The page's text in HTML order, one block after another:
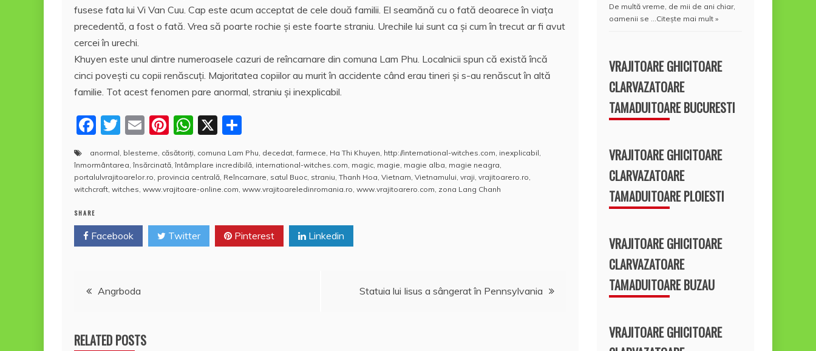
fusese fata lui Vi Van Cuu. Cap este acum acceptat de cele două familii. El seamănă cu o fată deoarece în viaţa
precedentă, a fost o fată. Vrea să poarte rochie şi este foarte straniu. Urechile lui sunt ca şi cum în trecut ar fi avut
cercei în urechi.
Khuyen este unul dintre numeroasele cazuri de reîncarnare din comuna Lam Phu. Localnicii spun că există încă
cinci poveşti cu copii renăscuţi. Majoritatea copiilor au murit în accidente când erau tineri şi s-au renăscut în altă
familie. Tot acest fenomen pare anormal, straniu şi inexplicabil.
F
c
e
o
o
T
w
itt
er
E
ai
l
Pi
nt
er
e
W
at
s
p
p
X
a
rt
aj
a
z
anormal blesteme căsătoriţi comuna Lam Phu decedat ,farmece Ha Thi Khuyen http://international-witches.com inexplicabil
înmormântarea însărcinată întâmplare incredibilă international-witches.com magic magie magie alba magie neagra
portalulvrajitoarelor.ro provincia centrală Reîncarnare satul Buoc straniu Thanh Hoa Vietnam Vietnamului vraji vrajitoarero.ro
witchcraft witches www.vrajitoare-online.com www.vrajitoareledinromania.ro www.vrajitoarero.com zona Lang Chanh
SHARE
Facebook Twitter Pinterest Linkedin
Navigare
Angrboda Statuia lui Iisus a sângerat în Pennsylvania
RELATED POSTS
De multă vreme, de mii de ani chiar,
oamenii se … Citește mai mult »
VRAJITOARE GHICITOARE
CLARVAZATOARE
TAMADUITOARE BUCURESTI
VRAJITOARE GHICITOARE
CLARVAZATOARE
TAMADUITOARE PLOIESTI
VRAJITOARE GHICITOARE
CLARVAZATOARE
TAMADUITOARE BUZAU
VRAJITOARE GHICITOARE